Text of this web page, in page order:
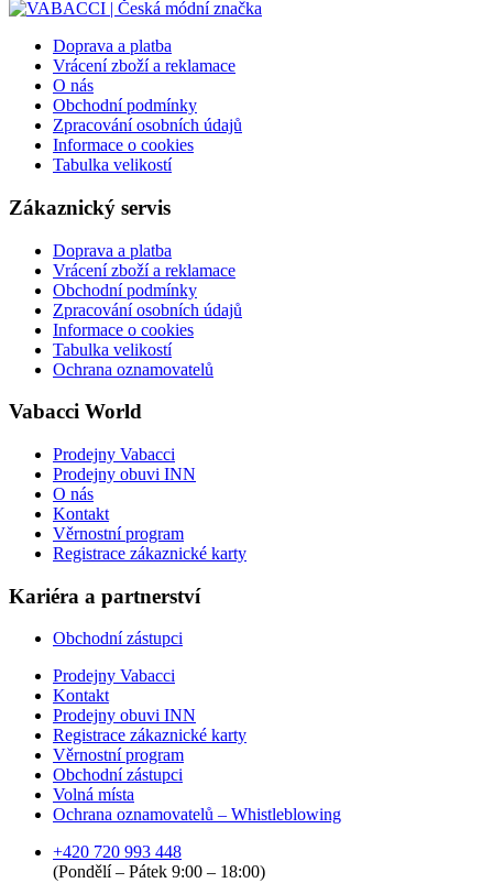
Doprava a platba
Vrácení zboží a reklamace
O nás
Obchodní podmínky
Zpracování osobních údajů
Informace o cookies
Tabulka velikostí
Zákaznický servis
Doprava a platba
Vrácení zboží a reklamace
Obchodní podmínky
Zpracování osobních údajů
Informace o cookies
Tabulka velikostí
Ochrana oznamovatelů
Vabacci World
Prodejny Vabacci
Prodejny obuvi INN
O nás
Kontakt
Věrnostní program
Registrace zákaznické karty
Kariéra a partnerství
Obchodní zástupci
Prodejny Vabacci
Kontakt
Prodejny obuvi INN
Registrace zákaznické karty
Věrnostní program
Obchodní zástupci
Volná místa
Ochrana oznamovatelů – Whistleblowing
+420 720 993 448
(Pondělí – Pátek 9:00 – 18:00)